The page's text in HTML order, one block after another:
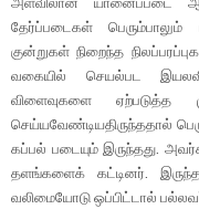
தேர்ப்படைகள் பெரும்பாலும்
குன்றுகள் நிறைந்த
வகையில் செயல்பட
விளைவுகளை ஏற்படுத்த
செய்யவேண்டியதிருந்ததால்
கப்பல் படையும் இருந்தது.
தளங்களைக் கட்டினர்.
வலிமையோடு ஒப்பிட்டால்